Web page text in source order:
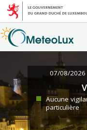
07/08/2026
Aucune
particulière